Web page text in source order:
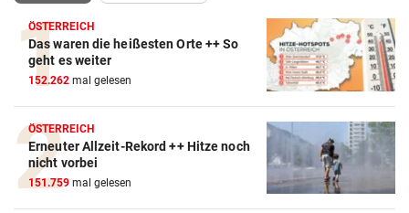
ÖSTERREICH
Das waren die heißesten Orte ++ So
geht es weiter
152.262 mal gelesen
ÖSTERREICH
Erneuter Allzeit-Rekord ++ Hitze noch
nicht vorbei
151.759 mal gelesen